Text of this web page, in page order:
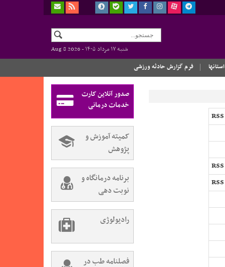
شنبه ۱۷ مرداد ۱۴۰۵ -
Aug 8 2026
استانها فرم گزارش حادثه ورزشی
صدور آنلاین کارت
خدمات درمانی
کمیته آموزش و
پژوهش
برنامه درمانگاه و
نوبت دهی
رادیولوژی
فصلنامه طب در